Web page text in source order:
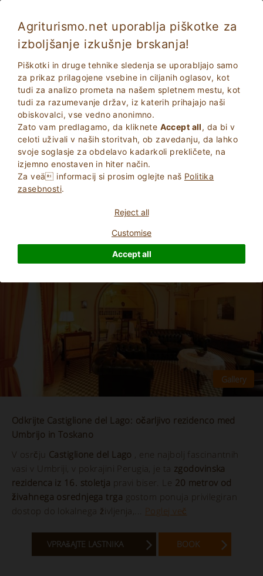
Agriturismo.net uporablja piškotke za
izboljšanje izkušnje brskanja!
Piškotki in druge tehnike sledenja se uporabljajo samo
za prikaz prilagojene vsebine in ciljanih oglasov, kot
tudi za analizo prometa na našem spletnem mestu, kot
tudi za razumevanje držav, iz katerih prihajajo naši
obiskovalci, vse vedno anonimno.
Zato vam predlagamo, da kliknete Accept all, da bi v
celoti uživali v naših storitvah, ob zavedanju, da lahko
svoje soglasje za obdelavo kadarkoli prekličete, na
izjemno enostaven in hiter način.
Za veä informacij si prosim oglejte naš Politika
zasebnosti.
Reject all
Customise
Accept all
Castiglione del Lago 4005
Apartmaji v vili
Perugia, Castiglion del lago(Glej Zemljevid)
18Kraji z ležišči
VPRAšAJTE LASTNIKA BOOK
8.3
Odkrijte Castiglione del Lago: očarljivo rezidenco med
Umbrijo in Toskano
V osrčju Castiglione del Lago , ene najbolj fascinantnih
vasi v Umbriji, v pokrajini Perugia, je ta zgodovinska
rezidenca iz 16. stoletja pravi biser. Le 20 metrov od
živahnega osrednjega trga gostom ponuja privilegiran
dostop do lokalnega življenja,... Poglej več
VPRAšAJTE LASTNIKA BOOK